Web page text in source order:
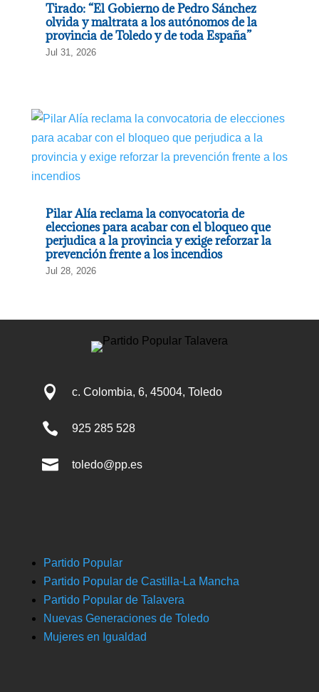
Tirado: “El Gobierno de Pedro Sánchez
olvida y maltrata a los autónomos de la
provincia de Toledo y de toda España”
Jul 31, 2026
Pilar Alía reclama la convocatoria de
elecciones para acabar con el bloqueo que
perjudica a la provincia y exige reforzar la
prevención frente a los incendios
Jul 28, 2026
 c. Colombia, 6, 45004, Toledo
 925 285 528
 toledo@pp.es
Partido Popular
Partido Popular de Castilla-La Mancha
Partido Popular de Talavera
Nuevas Generaciones de Toledo
Mujeres en Igualdad